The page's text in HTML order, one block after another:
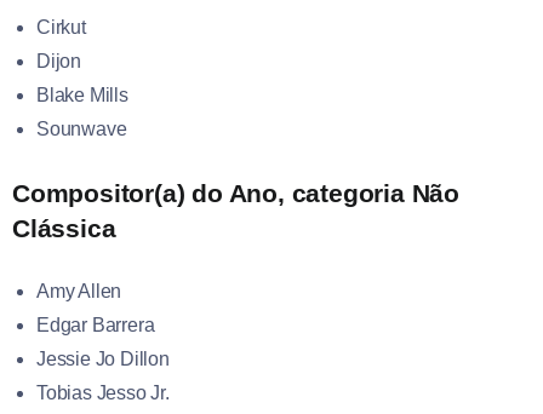
Cirkut
Dijon
Blake Mills
Sounwave
Compositor(a) do Ano, categoria Não
Clássica
Amy Allen
Edgar Barrera
Jessie Jo Dillon
Tobias Jesso Jr.